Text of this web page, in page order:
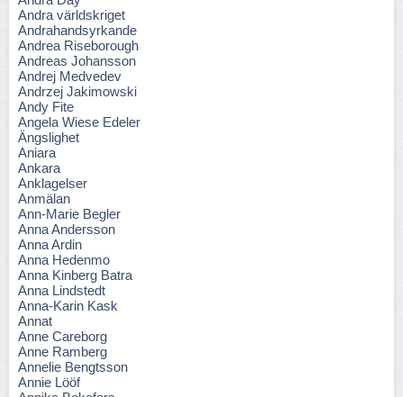
Andra världskriget
Andrahandsyrkande
Andrea Riseborough
Andreas Johansson
Andrej Medvedev
Andrzej Jakimowski
Andy Fite
Angela Wiese Edeler
Ängslighet
Aniara
Ankara
Anklagelser
Anmälan
Ann-Marie Begler
Anna Andersson
Anna Ardin
Anna Hedenmo
Anna Kinberg Batra
Anna Lindstedt
Anna-Karin Kask
Annat
Anne Careborg
Anne Ramberg
Annelie Bengtsson
Annie Lööf